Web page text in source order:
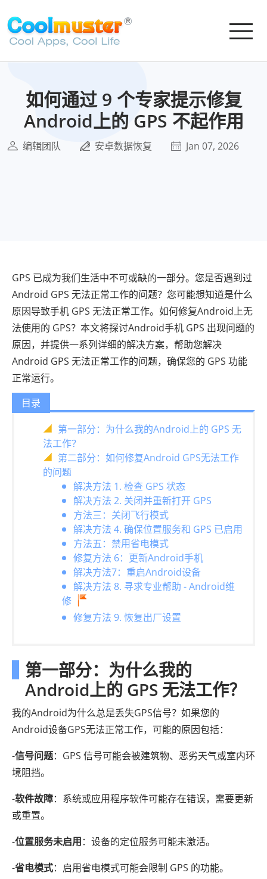
如何通过 9 个专家提示修复
Android上的 GPS 不起作用
编辑团队 安卓数据恢复 Jan 07, 2026
GPS 已成为我们生活中不可或缺的一部分。您是否遇到过
Android GPS 无法正常工作的问题？您可能想知道是什么
原因导致手机 GPS 无法正常工作。如何修复Android上无
法使用的 GPS？本文将探讨Android手机 GPS 出现问题的
原因，并提供一系列详细的解决方案，帮助您解决
Android GPS 无法正常工作的问题，确保您的 GPS 功能
正常运行。
目录
第一部分：为什么我的Android上的 GPS 无
法工作？
第二部分：如何修复Android GPS无法工作
的问题
解决方法 1. 检查 GPS 状态
解决方法 2. 关闭并重新打开 GPS
方法三：关闭飞行模式
解决方法 4. 确保位置服务和 GPS 已启用
方法五：禁用省电模式
修复方法 6：更新Android手机
解决方法7：重启Android设备
解决方法 8. 寻求专业帮助 - Android维
修
修复方法 9. 恢复出厂设置
第一部分：为什么我的
Android上的 GPS 无法工作？
我的Android为什么总是丢失GPS信号？如果您的
Android设备GPS无法正常工作，可能的原因包括：
-信号问题：GPS 信号可能会被建筑物、恶劣天气或室内环
境阻挡。
-软件故障：系统或应用程序软件可能存在错误，需要更新
或重置。
-位置服务未启用：设备的定位服务可能未激活。
-省电模式：启用省电模式可能会限制 GPS 的功能。